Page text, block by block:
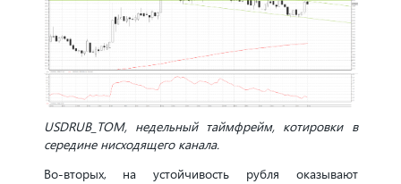
USDRUB_TOM, недельный таймфрейм, котировки в
середине нисходящего канала.
Во-вторых, на устойчивость рубля оказывают